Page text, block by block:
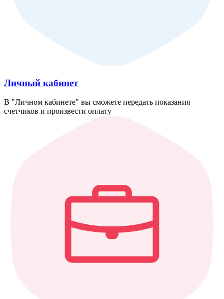
Личный кабинет
В "Личном кабинете" вы сможете передать показания
счетчиков и произвести оплату